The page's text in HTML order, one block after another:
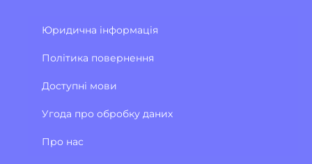
Юридична інформація
Політика повернення
Доступні мови
Угода про обробку даних
Про нас